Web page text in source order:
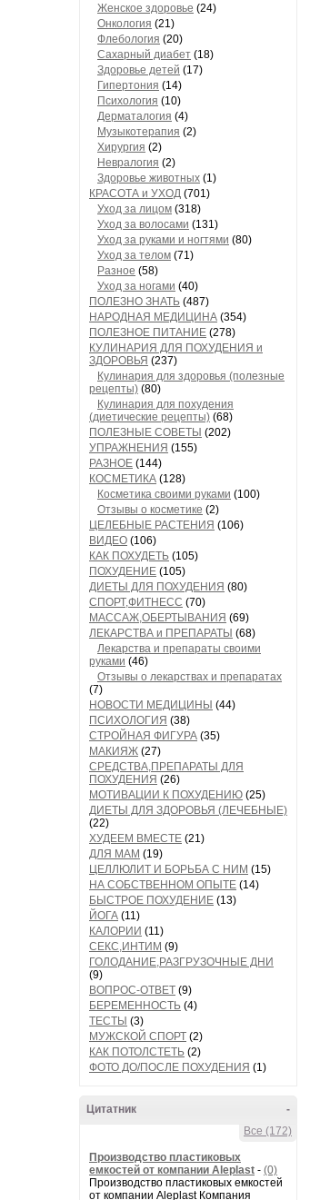
Женское здоровье (24)
Онкология (21)
Флебология (20)
Сахарный диабет (18)
Здоровье детей (17)
Гипертония (14)
Психология (10)
Дерматалогия (4)
Музыкотерапия (2)
Хирургия (2)
Невралогия (2)
Здоровье животных (1)
КРАСОТА и УХОД (701)
Уход за лицом (318)
Уход за волосами (131)
Уход за руками и ногтями (80)
Уход за телом (71)
Разное (58)
Уход за ногами (40)
ПОЛЕЗНО ЗНАТЬ (487)
НАРОДНАЯ МЕДИЦИНА (354)
ПОЛЕЗНОЕ ПИТАНИЕ (278)
КУЛИНАРИЯ ДЛЯ ПОХУДЕНИЯ и
ЗДОРОВЬЯ (237)
Кулинария для здоровья (полезные
рецепты) (80)
Кулинария для похудения
(диетические рецепты) (68)
ПОЛЕЗНЫЕ СОВЕТЫ (202)
УПРАЖНЕНИЯ (155)
РАЗНОЕ (144)
КОСМЕТИКА (128)
Косметика своими руками (100)
Отзывы о косметике (2)
ЦЕЛЕБНЫЕ РАСТЕНИЯ (106)
ВИДЕО (106)
КАК ПОХУДЕТЬ (105)
ПОХУДЕНИЕ (105)
ДИЕТЫ ДЛЯ ПОХУДЕНИЯ (80)
СПОРТ,ФИТНЕСС (70)
МАССАЖ,ОБЕРТЫВАНИЯ (69)
ЛЕКАРСТВА и ПРЕПАРАТЫ (68)
Лекарства и препараты своими
руками (46)
Отзывы о лекарствах и препаратах
(7)
НОВОСТИ МЕДИЦИНЫ (44)
ПСИХОЛОГИЯ (38)
СТРОЙНАЯ ФИГУРА (35)
МАКИЯЖ (27)
СРЕДСТВА,ПРЕПАРАТЫ ДЛЯ
ПОХУДЕНИЯ (26)
МОТИВАЦИИ К ПОХУДЕНИЮ (25)
ДИЕТЫ ДЛЯ ЗДОРОВЬЯ (ЛЕЧЕБНЫЕ)
(22)
ХУДЕЕМ ВМЕСТЕ (21)
ДЛЯ МАМ (19)
ЦЕЛЛЮЛИТ И БОРЬБА С НИМ (15)
НА СОБСТВЕННОМ ОПЫТЕ (14)
БЫСТРОЕ ПОХУДЕНИЕ (13)
ЙОГА (11)
КАЛОРИИ (11)
СЕКС,ИНТИМ (9)
ГОЛОДАНИЕ,РАЗГРУЗОЧНЫЕ ДНИ
(9)
ВОПРОС-ОТВЕТ (9)
БЕРЕМЕННОСТЬ (4)
ТЕСТЫ (3)
МУЖСКОЙ СПОРТ (2)
КАК ПОТОЛСТЕТЬ (2)
ФОТО ДО/ПОСЛЕ ПОХУДЕНИЯ (1)
-
Цитатник
Все (172)
Производство пластиковых
емкостей от компании Aleplast - (0)
Производство пластиковых емкостей
от компании Aleplast Компания